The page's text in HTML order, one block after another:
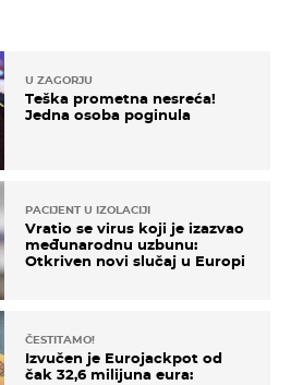
U ZAGORJU
Teška prometna nesreća!
Jedna osoba poginula
PACIJENT U IZOLACIJI
Vratio se virus koji je izazvao
međunarodnu uzbunu:
Otkriven novi slučaj u Europi
ČESTITAMO!
Izvučen je Eurojackpot od
čak 32,6 milijuna eura: